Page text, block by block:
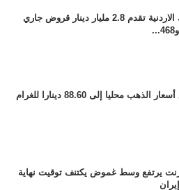
البنوك الاردنية تقدم 2.8 مليار دينار قروض جاري
الذهب محليا إلى 88.60 دينارا للغرام
يرتفع وسط غموض يكتنف توقيت نهاية